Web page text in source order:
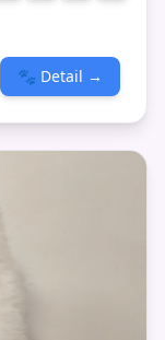
🐾 Detail →